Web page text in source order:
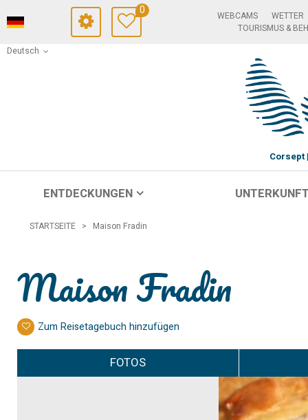
Deutsch
0 WEBCAMS
WETTER
TOURISMUS &
Corsept
ENTDECKUNGEN
STARTSEITE > Maison Fradin
Maison Fradin
Zum Reisetagebuch hinzufügen
FOTOS